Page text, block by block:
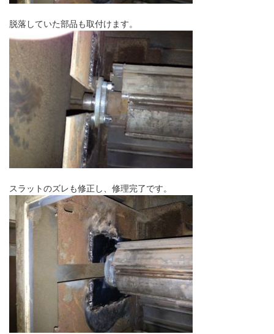
脱落していた部品も取付けます。
スラットのズレも修正し、修理完了です。